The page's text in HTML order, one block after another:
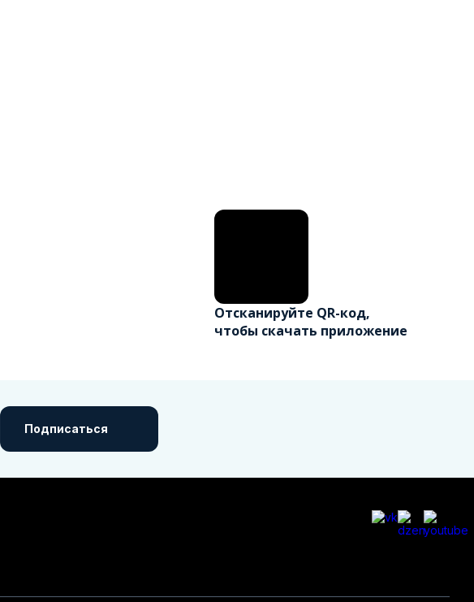
Отсканируйте QR-код,
чтобы скачать приложение
Подписаться